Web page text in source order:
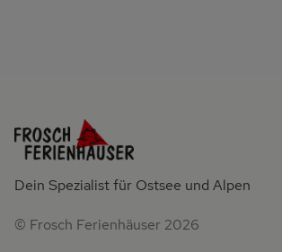
Dein Spezialist für Ostsee und Alpen
© Frosch Ferienhäuser 2026